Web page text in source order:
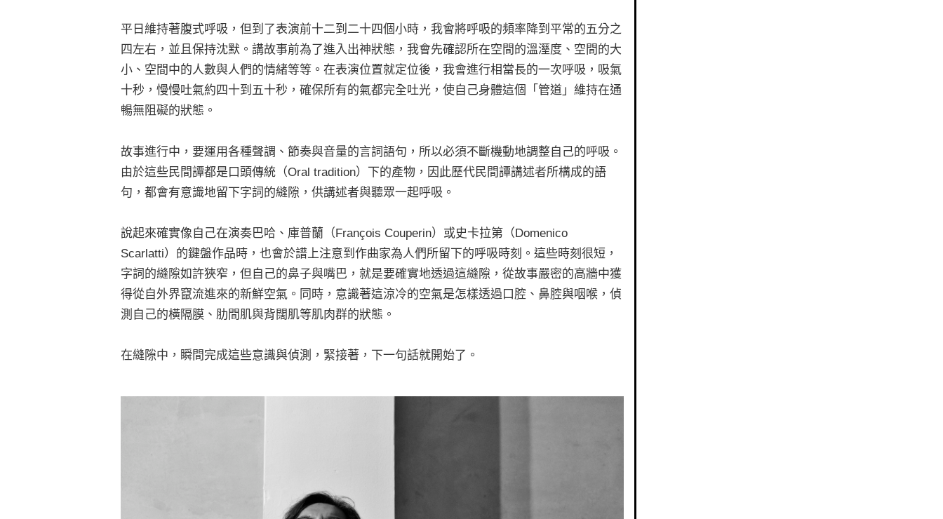
平日維持著腹式呼吸，但到了表演前十二到二十四個小時，我會將呼吸的頻率降到平常的五分之
四左右，並且保持沈默。講故事前為了進入出神狀態，我會先確認所在空間的溫溼度、空間的大
小、空間中的人數與人們的情緒等等。在表演位置就定位後，我會進行相當長的一次呼吸，吸氣
十秒，慢慢吐氣約四十到五十秒，確保所有的氣都完全吐光，使自己身體這個「管道」維持在通
暢無阻礙的狀態。
故事進行中，要運用各種聲調、節奏與音量的言詞語句，所以必須不斷機動地調整自己的呼吸。
由於這些民間譚都是口頭傳統（Oral tradition）下的產物，因此歷代民間譚講述者所構成的語
句，都會有意識地留下字詞的縫隙，供講述者與聽眾一起呼吸。
說起來確實像自己在演奏巴哈、庫普蘭（François Couperin）或史卡拉第（Domenico
Scarlatti）的鍵盤作品時，也會於譜上注意到作曲家為人們所留下的呼吸時刻。這些時刻很短，
字詞的縫隙如許狹窄，但自己的鼻子與嘴巴，就是要確實地透過這縫隙，從故事嚴密的高牆中獲
得從自外界竄流進來的新鮮空氣。同時，意識著這涼冷的空氣是怎樣透過口腔、鼻腔與咽喉，偵
測自己的橫隔膜、肋間肌與背闊肌等肌肉群的狀態。
在縫隙中，瞬間完成這些意識與偵測，緊接著，下一句話就開始了。